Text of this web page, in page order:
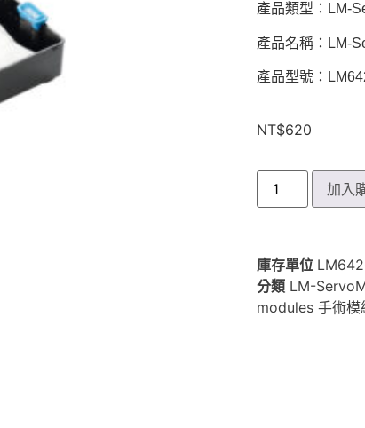
產品類型：LM-
產品名稱：LM-
產品型號：
NT$620
加入
庫存單位
分類 LM-
modules 手術模